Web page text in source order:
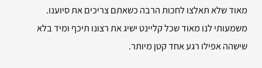
מאוד שלא תאלצו לחכות הרבה כשאתם צריכים את סיוענו.
משמעותי לנו מאוד שכל קליינט ישיג את רצונו תיכף ומיד בלא
שישהה אפילו רגע אחד קטן מיותר.